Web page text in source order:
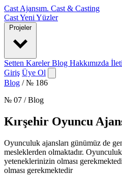
Cast Ajansım. Cast & Casting
CastYeni Yüzler
Projeler
Setten KarelerBlog Hakkımızda
Giriş Üye Ol
Blog / № 186
№ 07 / Blog
Kırşehir Oyuncu
Oyunculuk ajansları günümüz de
mesleklerden olmaktadır.
yeteneklerinizin olması
olması gerekmektedir